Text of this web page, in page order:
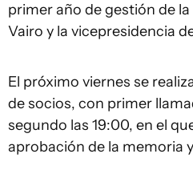
primer año de gestión de
Vairo y la vicepresidencia
El próximo viernes se
de socios, con primer
segundo las 19:00, en el
aprobación de la memoria